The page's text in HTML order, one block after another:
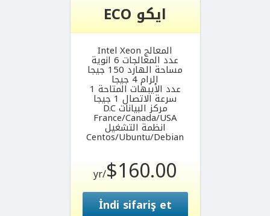
ايكو ECO
المعالج Intel Xeon
عدد المعالجات 6 انوية
مساحة الهارد 150 جيجا
الرام 4 جيجا
عدد الأيبهات المتاحة 1
سرعة الاتصال 1 جيجا
مركز البيانات D.C
France/Canada/USA
انظمة التشغيل
Centos/Ubuntu/Debian
$160.00
/yr
İndi sifariş et